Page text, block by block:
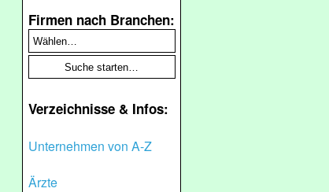
Firmen nach Branchen:
Verzeichnisse & Infos:
Unternehmen von A-Z
Ärzte